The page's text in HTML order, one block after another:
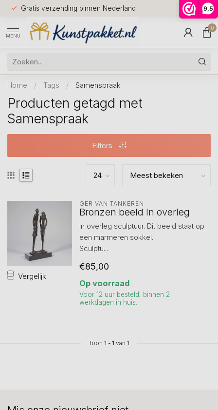
9,5
Gratis verzending binnen Nederland
Voor
huis
9.5
MENU
0
Home / Tags / Samenspraak
Producten getagd met
Samenspraak
Filters
Vergelijk
GER VAN TANKEREN
Bronzen beeld In overleg
In overleg sculptuur. Dit beeld staat op
een marmeren sokkel.
Sculptu...
€85,00
Op voorraad
Voor 12 uur besteld, binnen 2
werkdagen in huis.
Toon 1 - 1 van 1